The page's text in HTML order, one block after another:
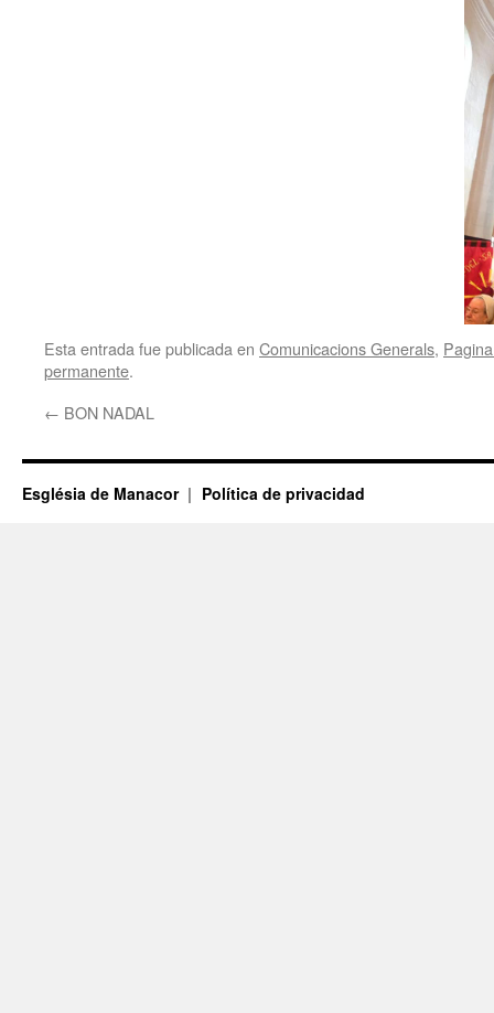
Esta entrada fue publicada en Comunicacions Generals,
permanente.
← BON NADAL
Església de Manacor Política de privacidad